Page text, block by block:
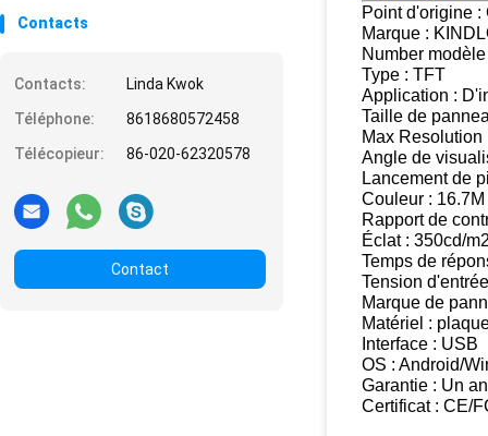
Contacts
Contacts:
Linda Kwok
Téléphone:
8618680572458
Télécopieur:
86-020-62320578
Contact
Point d'origine
Marque :
Number
Type : TFT
Application :
Taille de
Max Resolution
Angle de
Lancement de
Couleur : 16.7M
Rapport de
Éclat : 350cd/
Temps de
Tension
Marque de
Matériel :
Interface : USB
OS : Android/
Garantie : Un an
Certificat : CE/